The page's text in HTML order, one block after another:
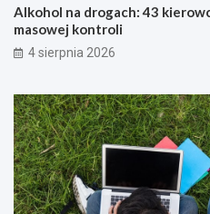
Alkohol na drogach: 43
masowej kontroli
4 sierpnia 2026